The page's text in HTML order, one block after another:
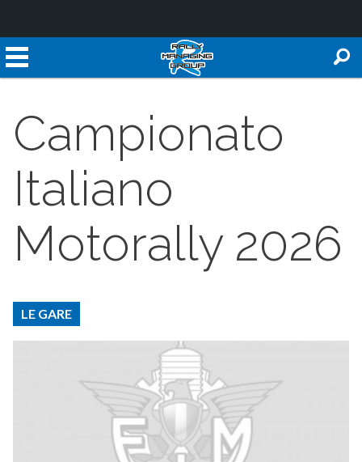
Campionato
Italiano
Motorally 2026
LE GARE